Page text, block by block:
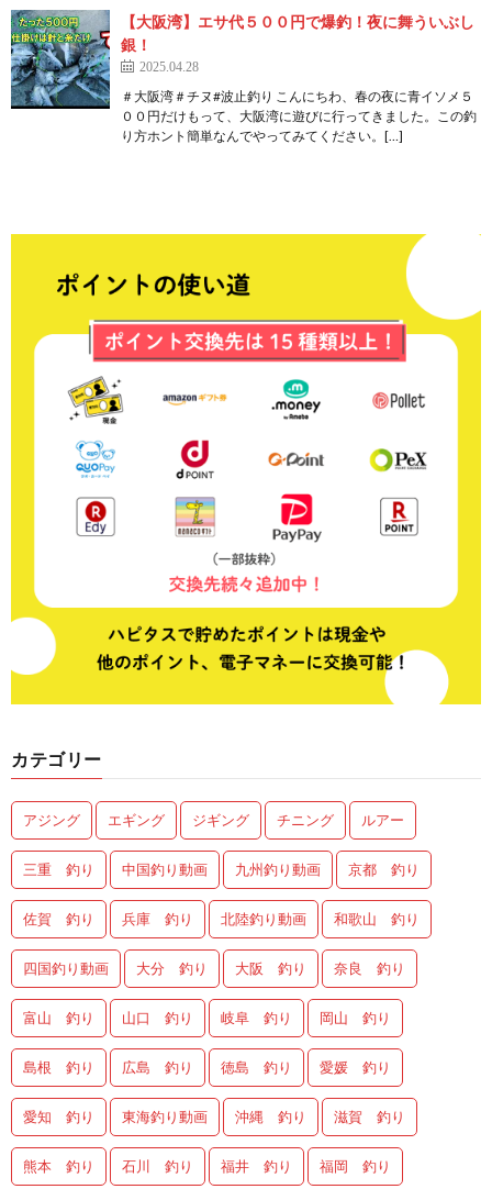
【大阪湾】エサ代５００円で爆釣！夜に舞ういぶし
銀！
2025.04.28
＃大阪湾＃チヌ#波止釣り こんにちわ、春の夜に青イソメ５
００円だけもって、大阪湾に遊びに行ってきました。この釣
り方ホント簡単なんでやってみてください。[…]
カテゴリー
アジング エギング ジギング チニング ルアー
三重 釣り 中国釣り動画 九州釣り動画 京都 釣り
佐賀 釣り 兵庫 釣り 北陸釣り動画 和歌山 釣り
四国釣り動画 大分 釣り 大阪 釣り 奈良 釣り
富山 釣り 山口 釣り 岐阜 釣り 岡山 釣り
島根 釣り 広島 釣り 徳島 釣り 愛媛 釣り
愛知 釣り 東海釣り動画 沖縄 釣り 滋賀 釣り
熊本 釣り 石川 釣り 福井 釣り 福岡 釣り